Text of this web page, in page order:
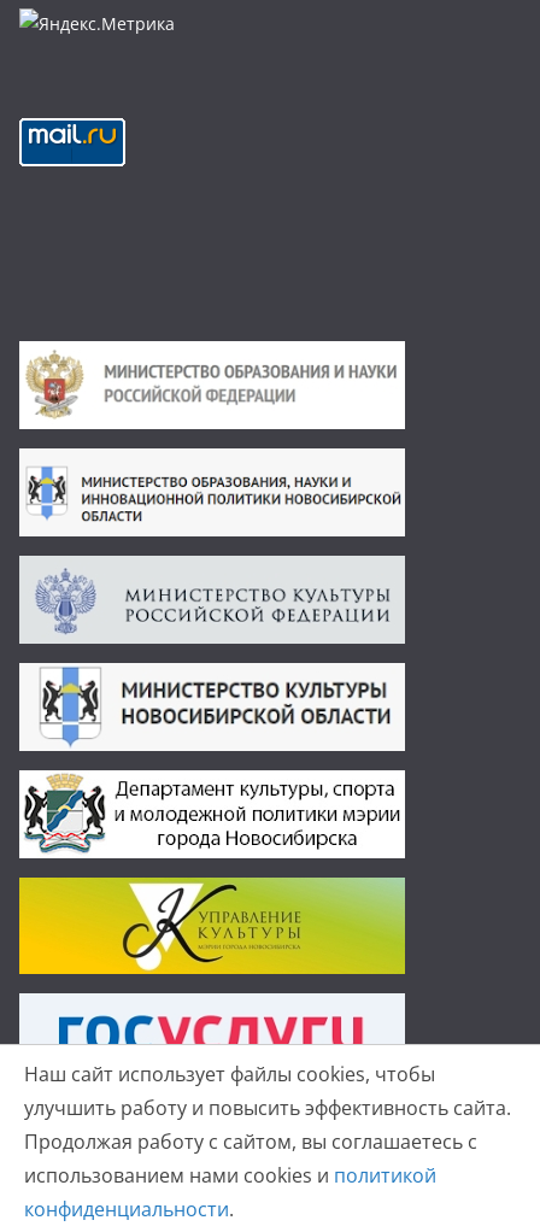
Новосибирск. Все права защищены.
Наш сайт использует файлы cookies, чтобы
улучшить работу и повысить эффективность сайта.
Продолжая работу с сайтом, вы соглашаетесь с
использованием нами cookies и политикой
конфиденциальности.